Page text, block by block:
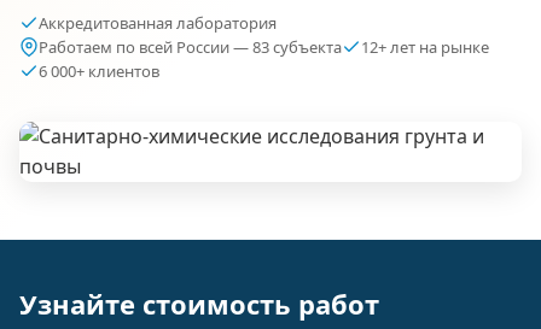
Аккредитованная лаборатория
Работаем по всей России — 83 субъекта
12+ лет на рынке
6 000+ клиентов
Узнайте стоимость работ